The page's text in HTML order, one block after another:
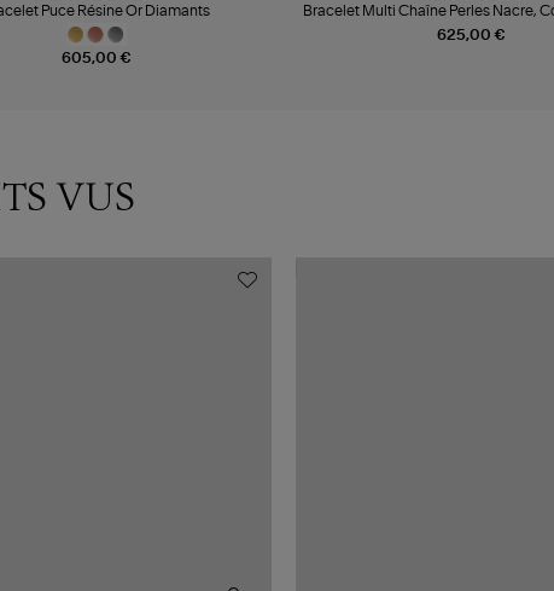
605,00 €
Puce Résine Or Diamants
625,00 €
Bracelet Multi Chaîne Perles Nacre,
des Mères
VUS